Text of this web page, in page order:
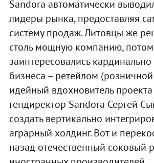
Sandora автоматически
лидеры рынка, предоставляя
систему продаж. Литовцы же
столь мощную компанию,
заинтересовались
бизнеса – ретейлом (розничной
идейный вдохновитель
гендиректор Sandora Сергей
создать вертикально
аграрный холдинг. Вот и
назад отечественный соковый